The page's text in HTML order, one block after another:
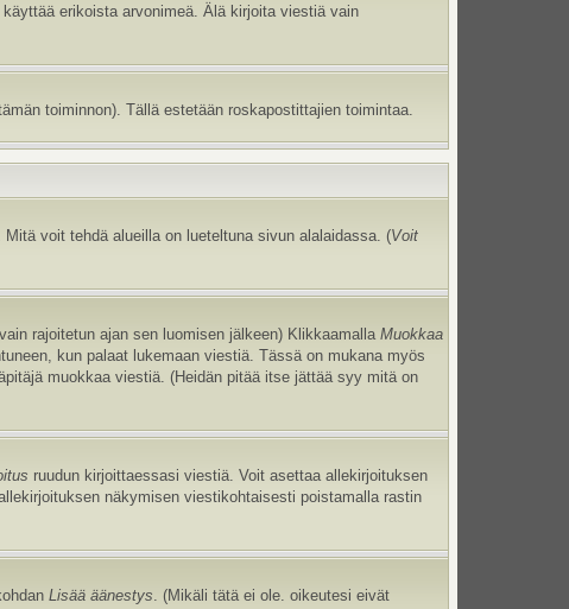
erikoista arvonimeä. Älä kirjoita viestiä vain
toiminnon). Tällä estetään roskapostittajien toimintaa.
voit tehdä alueilla on lueteltuna sivun alalaidassa. (Voit
rajoitetun ajan sen luomisen jälkeen) KlikkaamallaMuokkaa
kun palaat lukemaan viestiä. Tässä on mukana myös
muokkaa viestiä. (Heidän pitää itse jättää syy mitä on
ruudun kirjoittaessasi viestiä. Voit asettaa allekirjoituksen
näkymisen viestikohtaisesti poistamalla rastin
Lisää äänestys. (Mikäli tätä ei ole. oikeutesi eivät